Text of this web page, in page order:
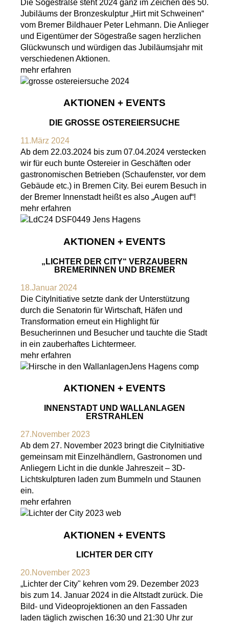
Die Sögestraße steht 2024 ganz im Zeichen des 50.
Jubiläums der Bronzeskulptur „Hirt mit Schweinen“
vom Bremer Bildhauer Peter Lehmann. Die Anlieger
und Eigentümer der Sögestraße sagen herzlichen
Glückwunsch und würdigen das Jubiläumsjahr mit
verschiedenen Aktionen.
mehr erfahren
AKTIONEN + EVENTS
DIE GROSSE OSTEREIERSUCHE
11.März 2024
Ab dem 22.03.2024 bis zum 07.04.2024 verstecken
wir für euch bunte Ostereier in Geschäften oder
gastronomischen Betrieben (Schaufenster, vor dem
Gebäude etc.) in Bremen City. Bei eurem Besuch in
der Bremer Innenstadt heißt es also „Augen auf“!
mehr erfahren
AKTIONEN + EVENTS
„LICHTER DER CITY“ VERZAUBERN
BREMERINNEN UND BREMER
18.Januar 2024
Die CityInitiative setzte dank der Unterstützung
durch die Senatorin für Wirtschaft, Häfen und
Transformation erneut ein Highlight für
Besucherinnen und Besucher und tauchte die Stadt
in ein zauberhaftes Lichtermeer.
mehr erfahren
AKTIONEN + EVENTS
INNENSTADT UND WALLANLAGEN
ERSTRAHLEN
27.November 2023
Ab dem 27. November 2023 bringt die CityInitiative
gemeinsam mit Einzelhändlern, Gastronomen und
Anliegern Licht in die dunkle Jahreszeit – 3D-
Lichtskulpturen laden zum Bummeln und Staunen
ein.
mehr erfahren
AKTIONEN + EVENTS
LICHTER DER CITY
20.November 2023
„Lichter der City" kehren vom 29. Dezember 2023
bis zum 14. Januar 2024 in die Altstadt zurück. Die
Bild- und Videoprojektionen an den Fassaden
laden täglich zwischen 16:30 und 21:30 Uhr zur